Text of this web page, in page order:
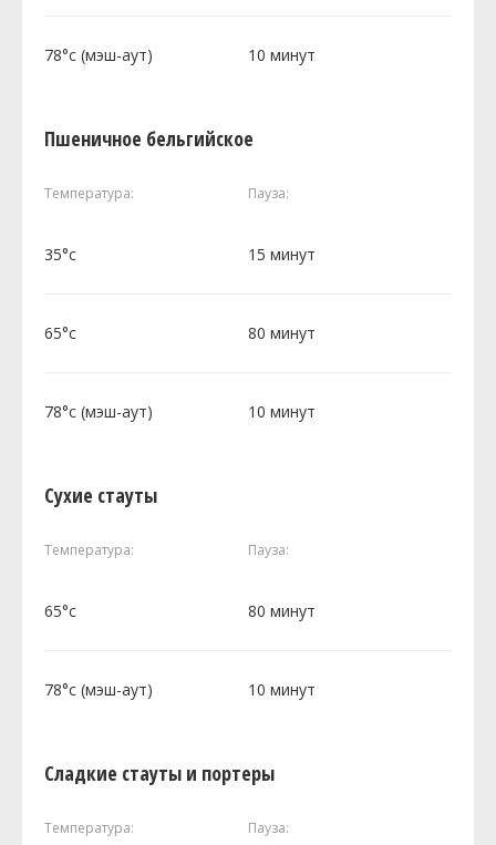
78°c (мэш-аут) 10 минут
Пшеничное бельгийское
Температура: Пауза:
35°c 15 минут
65°c 80 минут
78°c (мэш-аут) 10 минут
Сухие стауты
Температура: Пауза:
65°c 80 минут
78°c (мэш-аут) 10 минут
Сладкие стауты и портеры
Температура: Пауза: